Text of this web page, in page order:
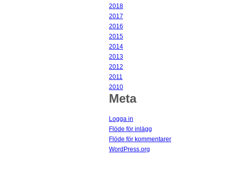
2018
2017
2016
2015
2014
2013
2012
2011
2010
Meta
Logga in
Flöde för inlägg
Flöde för kommentarer
WordPress.org